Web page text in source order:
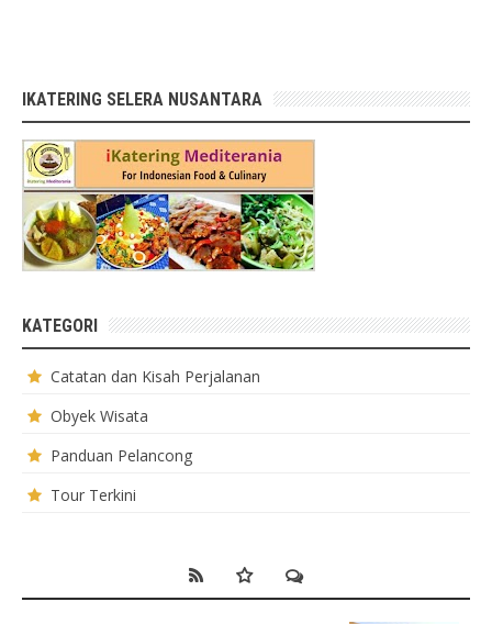
IKATERING SELERA NUSANTARA
KATEGORI
Catatan dan Kisah Perjalanan
Obyek Wisata
Panduan Pelancong
Tour Terkini